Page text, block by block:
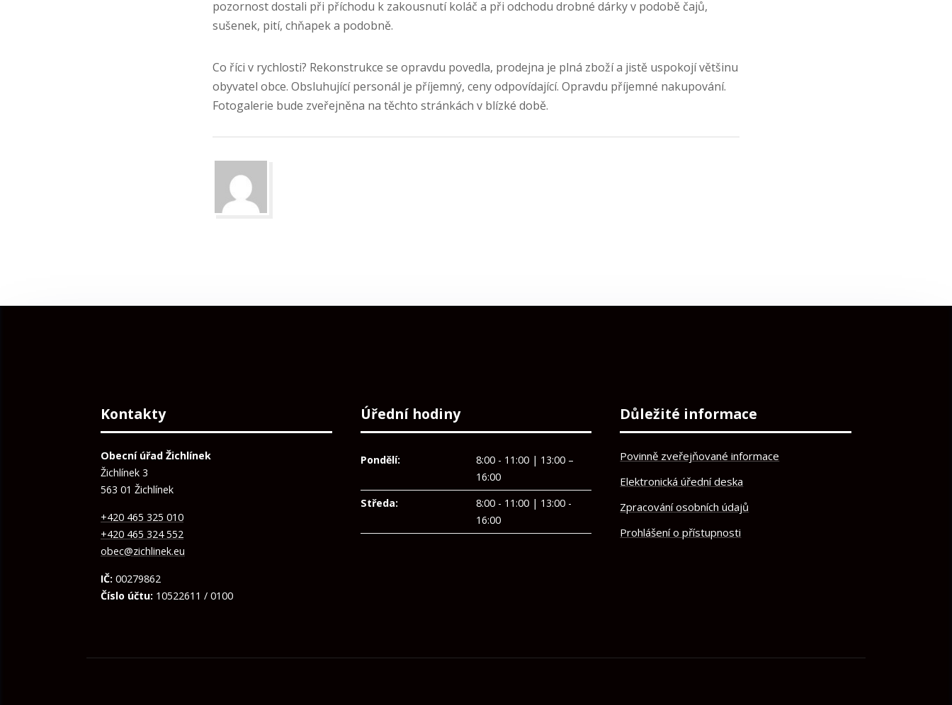
pozornost dostali při příchodu k zakousnutí koláč a při odchodu drobné dárky v podobě čajů,
sušenek, pití, chňapek a podobně.
Co říci v rychlosti? Rekonstrukce se opravdu povedla, prodejna je plná zboží a jistě uspokojí většinu
obyvatel obce. Obsluhující personál je příjemný, ceny odpovídající. Opravdu příjemné nakupování.
Fotogalerie bude zveřejněna na těchto stránkách v blízké době.
Kontakty
Obecní úřad Žichlínek
Žichlínek 3
563 01 Žichlínek
+420 465 325 010
+420 465 324 552
obec@zichlinek.eu
IČ: 00279862
Číslo účtu: 10522611 / 0100
Úřední hodiny
Pondělí:
8:00 - 11:00 | 13:00 –
16:00
Středa:
8:00 - 11:00 | 13:00 -
16:00
Důležité informace
Povinně zveřejňované informace
Elektronická úřední deska
Zpracování osobních údajů
Prohlášení o přístupnosti